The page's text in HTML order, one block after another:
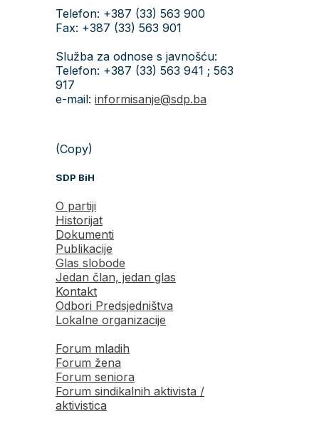
Telefon: +387 (33) 563 900
Fax: +387 (33) 563 901
Služba za odnose s javnošću:
Telefon: +387 (33) 563 941 ; 563
917
e-mail: informisanje@sdp.ba
(Copy)
SDP BiH
O partiji
Historijat
Dokumenti
Publikacije
Glas slobode
Jedan član, jedan glas
Kontakt
Odbori Predsjedništva
Lokalne organizacije
Forum mladih
Forum žena
Forum seniora
Forum sindikalnih aktivista /
aktivistica